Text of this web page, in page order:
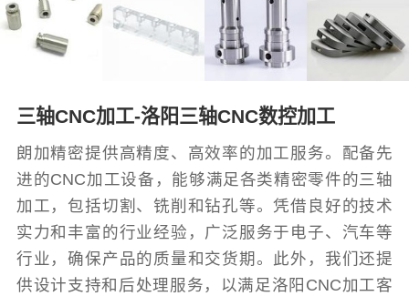
三轴CNC加工-洛阳三轴CNC数控加工
朗加精密提供高精度、高效率的加工服务。配备先
进的CNC加工设备，能够满足各类精密零件的三轴
加工，包括切割、铣削和钻孔等。凭借良好的技术
实力和丰富的行业经验，广泛服务于电子、汽车等
行业，确保产品的质量和交货期。此外，我们还提
供设计支持和后处理服务，以满足洛阳CNC加工客